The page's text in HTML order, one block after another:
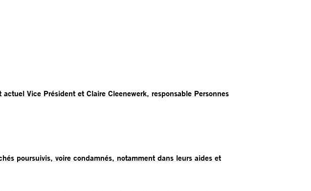
Vice Président et Claire Cleenewerk, responsable Personnes
poursuivis, voire condamnés, notamment dans leurs aides et